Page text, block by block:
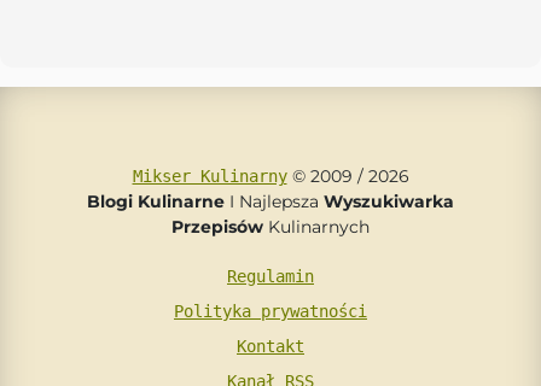
Mikser Kulinarny© 2009 / 2026
Blogi Kulinarne I Najlepsza Wyszukiwarka
Przepisów Kulinarnych
Regulamin
Polityka prywatności
Kontakt
Kanał RSS